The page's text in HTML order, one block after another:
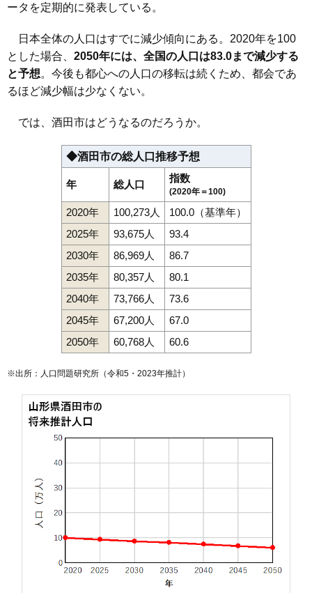
ータを定期的に発表している。
日本全体の人口はすでに減少傾向にある。2020年を100
とした場合、 2050年には、全国の人口は83.0まで減少する
と予想。今後も都心への人口の移転は続くため、都会であ
るほど減少幅は少なくない。
では、酒田市はどうなるのだろうか。
◆酒田市の総人口推移予想
年 総人口
指数
(2020年＝100)
2020年 100,273人
100.0（基準年）
2025年
93,675人
93.4
2030年
86,969人
86.7
2035年
80,357人
80.1
2040年
73,766人
73.6
2045年
67,200人
67.0
2050年
60,768人 60.6
※出所：人口問題研究所（令和5・2023年推計）